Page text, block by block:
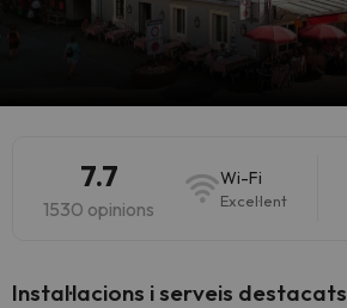
7.7
1530 opinions
Wi-Fi
Excel·lent
Instal·lacions i serveis destacats